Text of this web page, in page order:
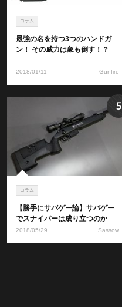
コラム
最強の名を持つ3つのハンドガ
ン！ その威力は象も倒す！？
2018/01/11 Gunfire
コラム
【勝手にサバゲー論】サバゲー
でスナイパーは成り立つのか
2018/05/29 Sassow
5